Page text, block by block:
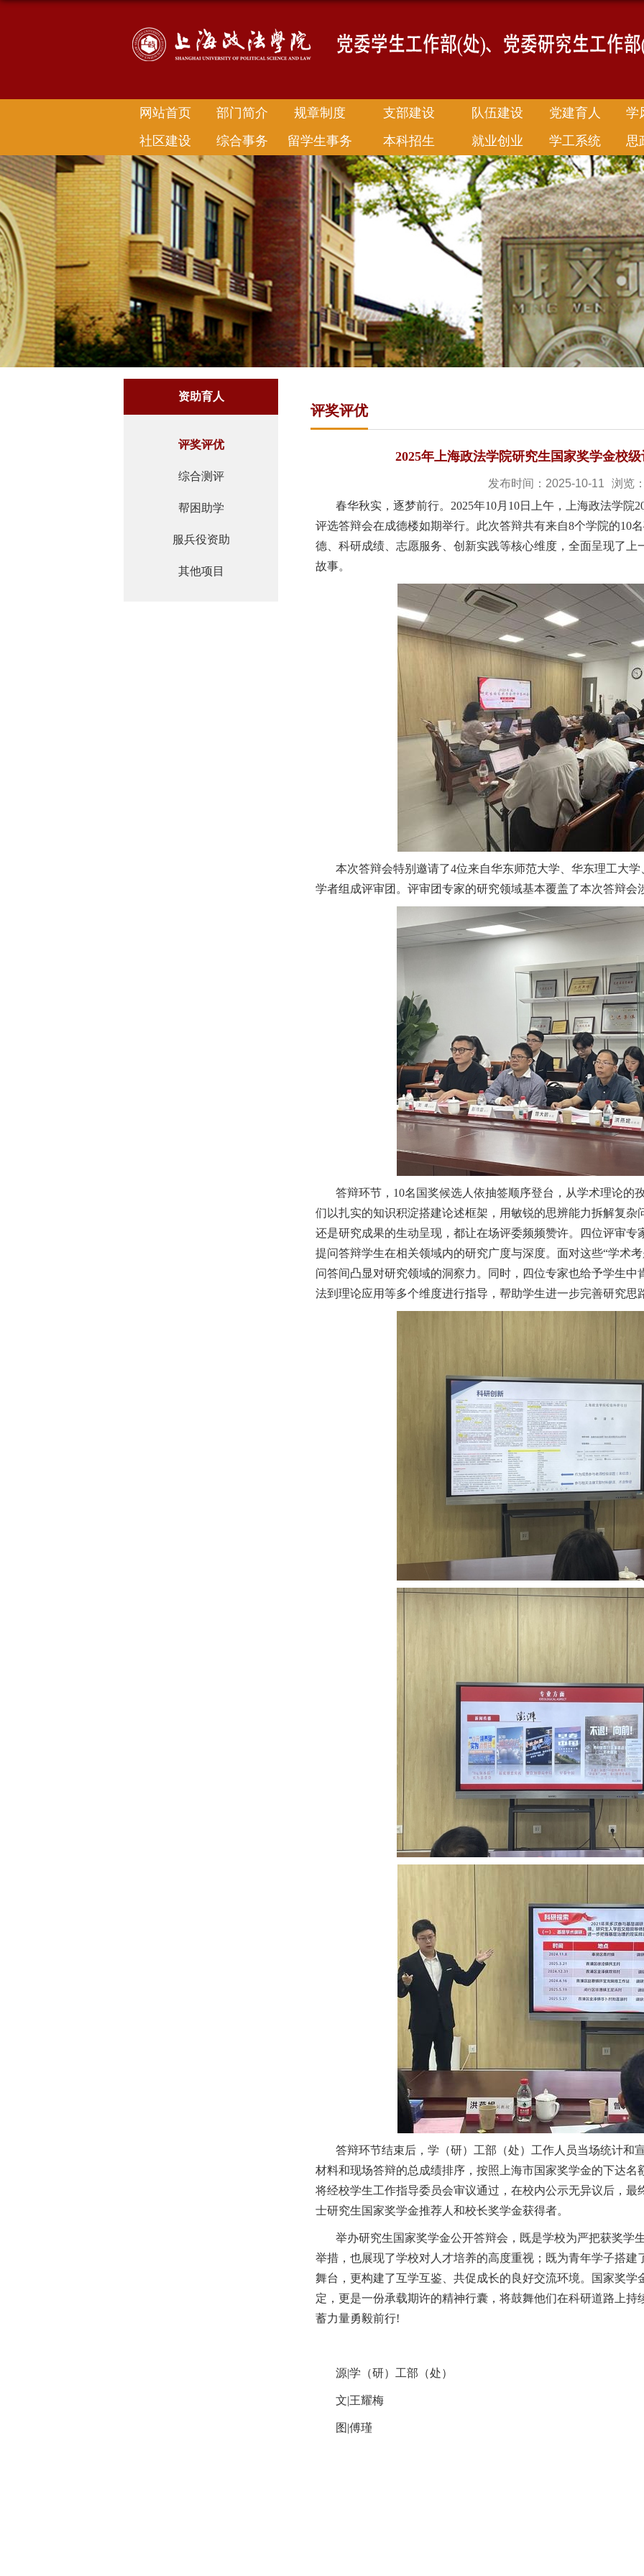
网站首页 部门简介 规章制度 支部建设 队伍建设 党建育人
学
社区建设
综合事务 留学生事务 本科招生 就业创业 学工系统 思
资助育人
评奖评优
综合测评
帮困助学
服兵役资助
其他项目
评奖评优
2025年上海政法学院研究生国家奖学金校
发布时间：2025-10-11
浏览
春华秋实，逐梦前行。 2025年10月10日上午，上海政法学院
评选答辩会在成德楼如期举行。此次答辩共有来自8个学院的10
德、科研成绩、志愿服务、创新实践等核心维度，全面呈现了
故事。
本次答辩会特别邀请了4位来自华东师范大学、华东理工大
学者组成评审团。评审团专家的研究领域基本覆盖了本次答辩会
答辩环节， 10名国奖候选人依抽签顺序登台，从学术理论的
们以扎实的知识积淀搭建论述框架，用敏锐的思辨能力拆解复
还是研究成果的生动呈现，都让在场评委频频赞许。四位评审专
提问答辩学生在相关领域内的研究广度与深度。面对这些“学术
问答间凸显对研究领域的洞察力。同时，四位专家也给予学生
法到理论应用等多个维度进行指导，帮助学生进一步完善研究思
答辩环节结束后， 学（研）工部（处） 工作人员当场统计和
材料和现场答辩的总 成绩排序，按照 上海市国家奖学金的下达名
将经校学生工作指导委员会审议通过，在校内公示无异议后，最
士研究生国家奖学金推荐人和校长奖学金获得者。
举办研究生国家奖学金公开答辩会，既是学校为严把获奖学
举措， 也展现了学校对人才培养的高度重视； 既为青年学子搭建
舞台，更构建了互学互鉴、共促成长的良好交流环境。国家奖学
定 ，更是一份承载期许的精神行囊，将鼓舞他们在科研道路上
蓄力量勇毅前行!
源|学（研）工部（处）
文|王耀梅
图 |傅瑾